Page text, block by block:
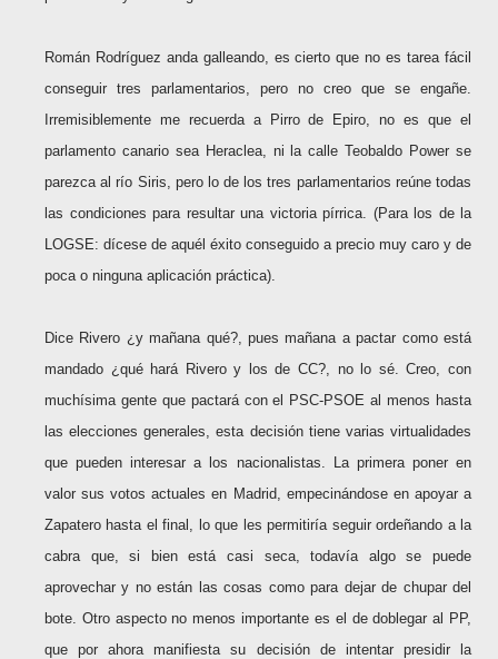
Román Rodríguez anda galleando, es cierto que no es tarea fácil
conseguir tres parlamentarios, pero no creo que se engañe.
Irremisiblemente me recuerda a Pirro de Epiro, no es que el
parlamento canario sea Heraclea, ni la calle Teobaldo Power se
parezca al río Siris, pero lo de los tres parlamentarios reúne todas
las condiciones para resultar una victoria pírrica. (Para los de la
LOGSE: dícese de aquél éxito conseguido a precio muy caro y de
poca o ninguna aplicación práctica).
Dice Rivero ¿y mañana qué?, pues mañana a pactar como está
mandado ¿qué hará Rivero y los de CC?, no lo sé. Creo, con
muchísima gente que pactará con el PSC-PSOE al menos hasta
las elecciones generales, esta decisión tiene varias virtualidades
que pueden interesar a los nacionalistas. La primera poner en
valor sus votos actuales en Madrid, empecinándose en apoyar a
Zapatero hasta el final, lo que les permitiría seguir ordeñando a la
cabra que, si bien está casi seca, todavía algo se puede
aprovechar y no están las cosas como para dejar de chupar del
bote. Otro aspecto no menos importante es el de doblegar al PP,
que por ahora manifiesta su decisión de intentar presidir la